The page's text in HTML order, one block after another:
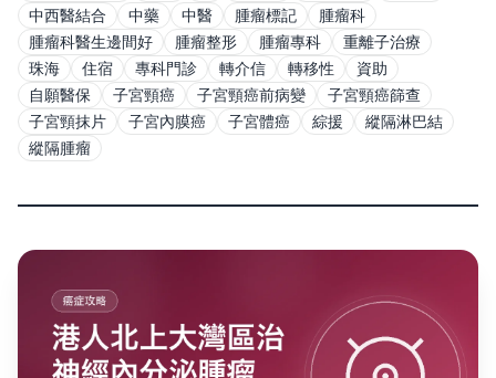
中西醫結合
中藥 中醫 腫瘤標記
腫瘤科
腫瘤科醫生邊間好
腫瘤整形 腫瘤專科
重離子治療
珠海
住宿 專科門診 轉介信 轉移性
資助
自願醫保
子宮頸癌 子宮頸癌前病變
子宮頸癌篩查
子宮頸抹片
子宮內膜癌 子宮體癌 綜援
縱隔淋巴結
縱隔腫瘤